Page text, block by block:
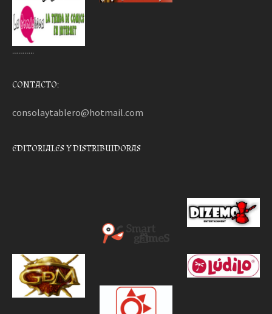
………..
CONTACTO:
consolaytablero@hotmail.com
EDITORIALES Y DISTRIBUIDORAS